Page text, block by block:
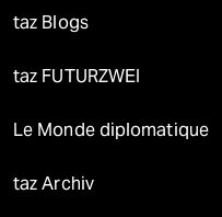
taz Blogs
taz FUTURZWEI
Le Monde diplomatique
taz Archiv